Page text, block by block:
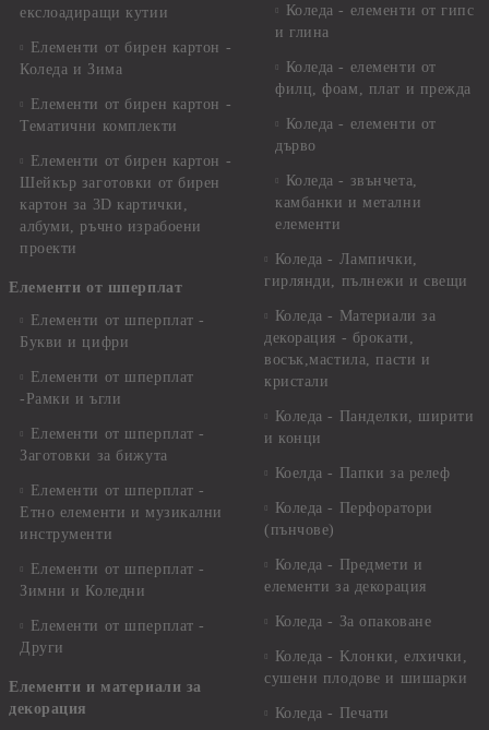
екслоадиращи кутии
Елементи от бирен картон -
Коледа и Зима
Елементи от бирен картон -
Тематични комплекти
Елементи от бирен картон -
Шейкър заготовки от бирен
картон за 3D картички,
албуми, ръчно израбоени
проекти
Елементи от шперплат
Елементи от шперплат -
Букви и цифри
Елементи от шперплат
-Рамки и ъгли
Елементи от шперплат -
Заготовки за бижута
Елементи от шперплат -
Етно елементи и музикални
инструменти
Елементи от шперплат -
Зимни и Коледни
Елементи от шперплат -
Други
Елементи и материали за
декорация
Коледа - елементи от гипс
и глина
Коледа - елементи от
филц, фоам, плат и прежда
Коледа - елементи от
дърво
Коледа - звънчета,
камбанки и метални
елементи
Коледа - Лампички,
гирлянди, пълнежи и свещи
Коледа - Материали за
декорация - брокати,
восък,мастила, пасти и
кристали
Коледа - Панделки, ширити
и конци
Коелда - Папки за релеф
Коледа - Перфоратори
(пънчове)
Коледа - Предмети и
елементи за декорация
Коледа - За опаковане
Коледа - Kлонки, елхички,
сушени плодове и шишарки
Коледа - Печати